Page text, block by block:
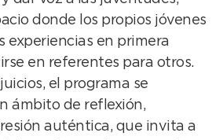
donde los propios jóvenes
experiencias en primera
en referentes para otros.
el programa se
ámbito de reflexión,
auténtica, que invita a